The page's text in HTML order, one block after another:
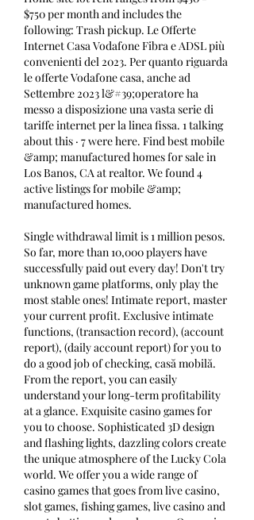
$750 per month and includes the
following: Trash pickup. Le Offerte
Internet Casa Vodafone Fibra e ADSL più
convenienti del 2023. Per quanto riguarda
le offerte Vodafone casa, anche ad
Settembre 2023 l&#39;operatore ha
messo a disposizione una vasta serie di
tariffe internet per la linea fissa. 1 talking
about this · 7 were here. Find best mobile
&amp; manufactured homes for sale in
Los Banos, CA at realtor. We found 4
active listings for mobile &amp;
manufactured homes.
Single withdrawal limit is 1 million pesos.
So far, more than 10,000 players have
successfully paid out every day! Don't try
unknown game platforms, only play the
most stable ones! Intimate report, master
your current profit. Exclusive intimate
functions, (transaction record), (account
report), (daily account report) for you to
do a good job of checking, casă mobilă.
From the report, you can easily
understand your long-term profitability
at a glance. Exquisite casino games for
you to choose. Sophisticated 3D design
and flashing lights, dazzling colors create
the unique atmosphere of the Lucky Cola
world. We offer you a wide range of
casino games that goes from live casino,
slot games, fishing games, live casino and